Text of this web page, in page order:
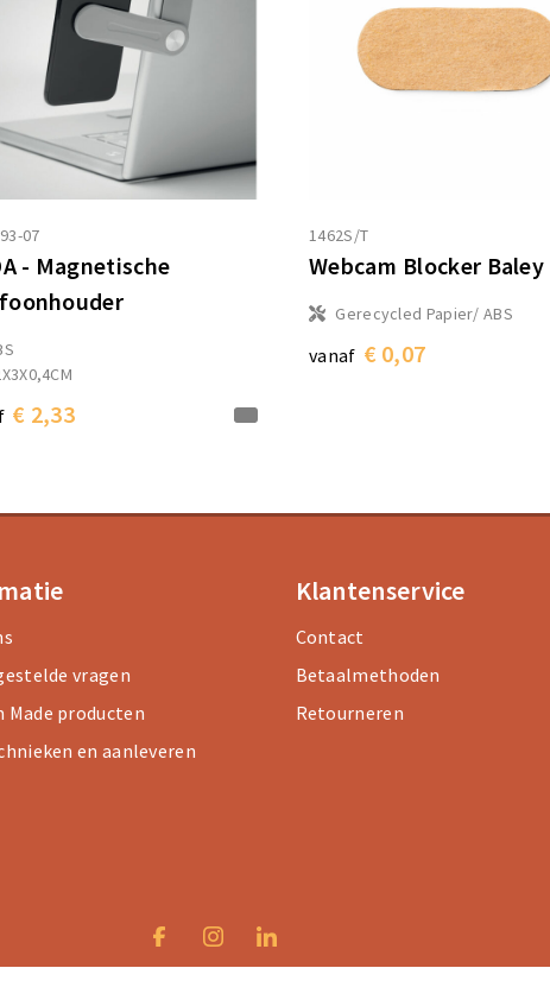
07
- Magnetische
€ 2,33
1462S/T
Webcam Blocker Baley
Gerecycled Papier/ ABS
vanaf € 0,07
vragen
Made producten
en aanleveren
Klantenservice
Contact
Betaalmethoden
Retourneren